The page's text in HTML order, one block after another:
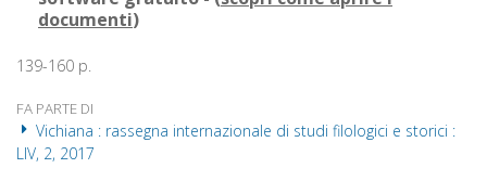
documenti)
139-160 p.
FA PARTE DI
Vichiana : rassegna internazionale di studi filologici e storici :
LIV, 2, 2017